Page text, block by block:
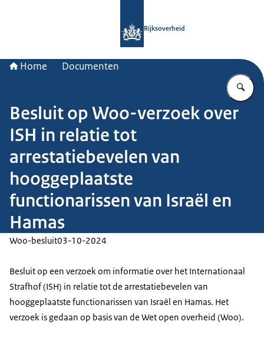
Rijksoverheid
Home Documenten
Besluit op Woo-verzoek over
ISH in relatie tot
arrestatiebevelen van
hooggeplaatste
functionarissen van Israël en
Hamas
Woo-besluit03-10-2024
Besluit op een verzoek om informatie over het Internationaal
Strafhof (ISH) in relatie tot de arrestatiebevelen van
hooggeplaatste functionarissen van Israël en Hamas. Het
verzoek is gedaan op basis van de Wet open overheid (Woo).